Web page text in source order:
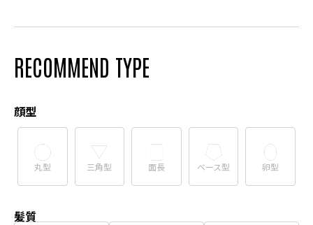
RECOMMEND TYPE
顔型
丸型 三角型 面長 ベース型 卵型
髪質